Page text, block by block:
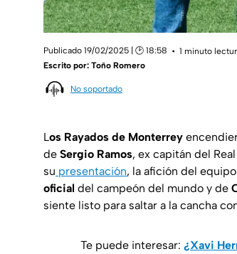
Publicado 19/02/2025 | 🕑 18:58
1 minuto
Escrito por: Toño Romero
No soportado
Los Rayados de Monterrey
de Sergio Ramos, ex capitán del
su presentación, la afición del
oficial del campeón del mundo y de
siente listo para saltar a la cancha
Te puede interesar: ¿Xavi